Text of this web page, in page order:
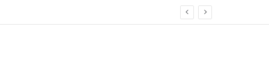
Seleksi Terbuka